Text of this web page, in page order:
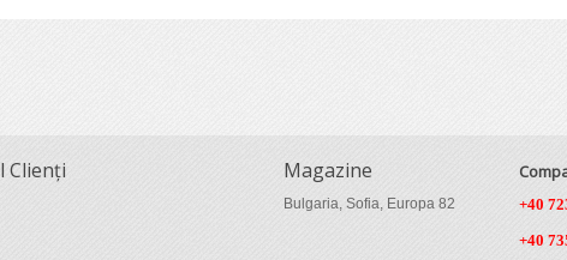
Clienți Magazine
Bulgaria, Sofia, Europa 82
+40
+40